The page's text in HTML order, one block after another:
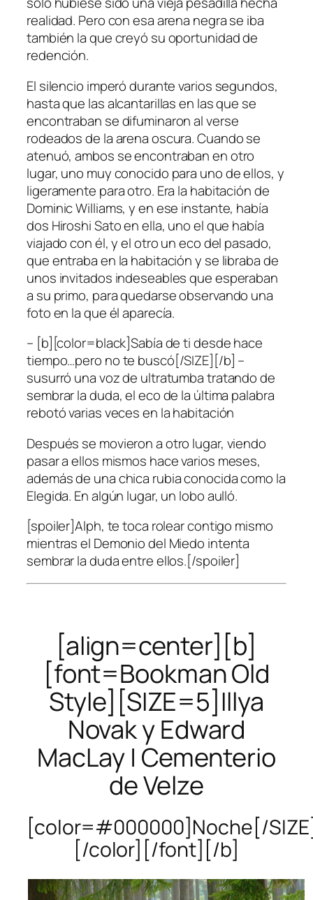
realidad. Pero con esa arena negra se iba
también la que creyó su oportunidad de
redención.
El silencio imperó durante varios segundos,
hasta que las alcantarillas en las que se
encontraban se difuminaron al verse
rodeados de la arena oscura. Cuando se
atenuó, ambos se encontraban en otro
lugar, uno muy conocido para uno de ellos, y
ligeramente para otro. Era la habitación de
Dominic Williams, y en ese instante, había
dos Hiroshi Sato en ella, uno el que había
viajado con él, y el otro un eco del pasado,
que entraba en la habitación y se libraba de
unos invitados indeseables que esperaban
a su primo, para quedarse observando una
foto en la que él aparecía.
– [b][color=black]Sabía de ti desde hace
tiempo…pero no te buscó[/SIZE][/b] –
susurró una voz de ultratumba tratando de
sembrar la duda, el eco de la última palabra
rebotó varias veces en la habitación
Después se movieron a otro lugar, viendo
pasar a ellos mismos hace varios meses,
además de una chica rubia conocida como la
Elegida. En algún lugar, un lobo aulló.
[spoiler]Alph, te toca rolear contigo mismo
mientras el Demonio del Miedo intenta
sembrar la duda entre ellos.[/spoiler]
[align=center][b]
[font=Bookman Old
Style][SIZE=5]Illya
Novak y Edward
MacLay | Cementerio
de Velze
[color=#000000]Noche[/
[/color][/font][/b]